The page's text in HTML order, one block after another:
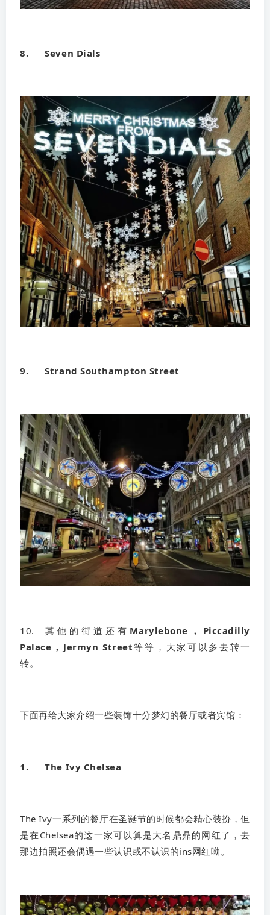
8. Seven Dials
9. Strand Southampton Street
10. 其他的街道还有 Marylebone，Piccadilly
Palace，Jermyn Street等等，大家可以多去转一
转。
下面再给大家介绍一些装饰十分梦幻的餐厅或者宾馆：
1. The Ivy Chelsea
The Ivy一系列的餐厅在圣诞节的时候都会精心装扮，但
是在Chelsea的这一家可以算是大名鼎鼎的网红了，去
那边拍照还会偶遇一些认识或不认识的ins网红呦。